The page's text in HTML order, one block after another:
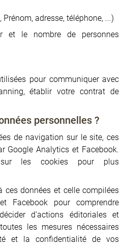
adresse, téléphone, ...)
et le nombre de personnes
pour communiquer avec
établir votre contrat de
personnelles ?
de navigation sur le site, ces
Google Analytics et Facebook.
les cookies pour plus
ces données et celle compilées
Facebook pour comprendre
d'actions éditoriales et
les mesures nécessaires
et la confidentialité de vos